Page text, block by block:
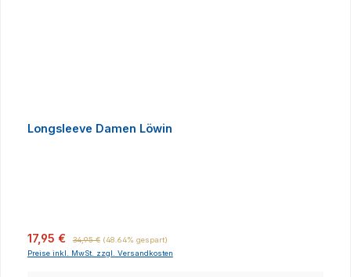
Longsleeve Damen Löwin
Verkaufspreis:
17,95 € 34,95 € (48.64% gespart)
Preise inkl. MwSt. zzgl. Versandkosten